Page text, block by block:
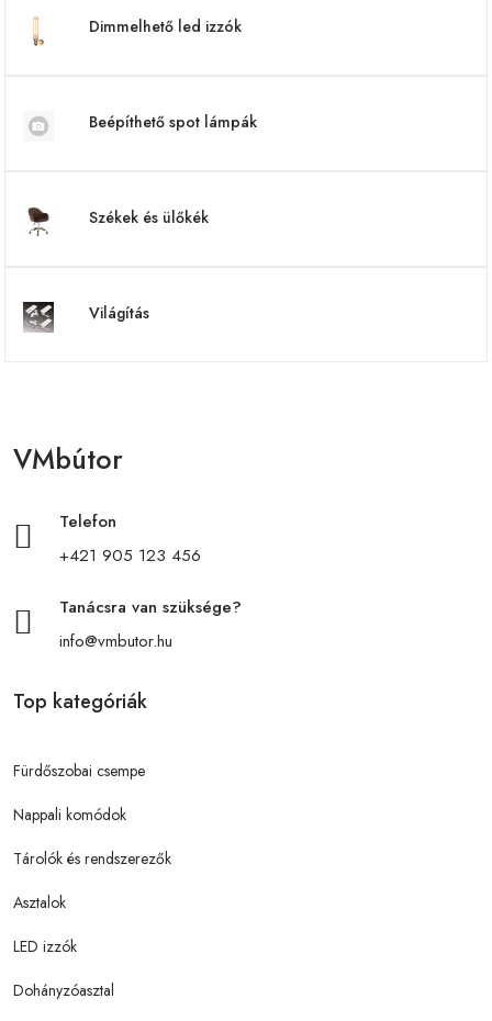
Dimmelhető led izzók
Beépíthető spot lámpák
Székek és ülőkék
Világítás
VMbútor
Telefon
+421 905 123 456
Tanácsra van szüksége?
info@vmbutor.hu
Top kategóriák
Fürdőszobai csempe
Nappali komódok
Tárolók és rendszerezők
Asztalok
LED izzók
Dohányzóasztal